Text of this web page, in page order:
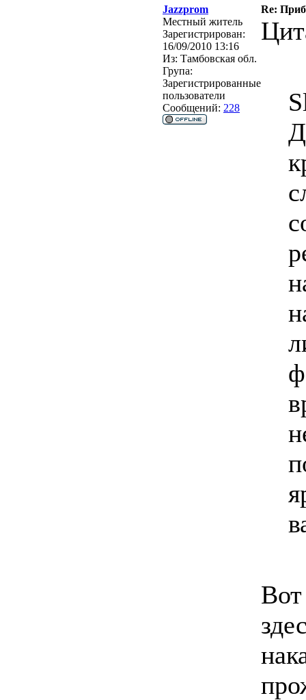
Jazzprom
Re:
Местный житель
Зарегистрирован:
16/09/2010 13:16
Из: Тамбовская обл.
Група:
Зарегистрированные
пользователи
Сообщений: 228